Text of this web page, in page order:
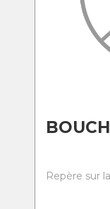
Repère sur